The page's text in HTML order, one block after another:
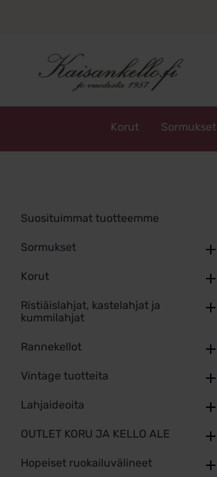
Korut Sormukset
Suosituimmat tuotteemme
Sormukset
Korut
Ristiäislahjat, kastelahjat ja
kummilahjat
Rannekellot
Vintage tuotteita
Lahjaideoita
OUTLET KORU JA KELLO ALE
Hopeiset ruokailuvälineet